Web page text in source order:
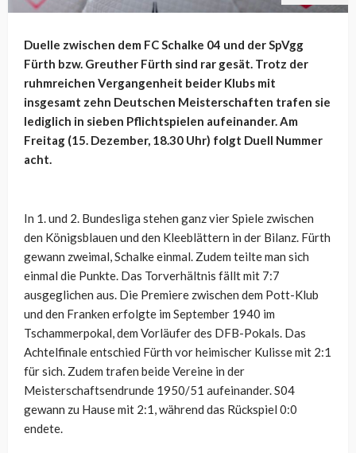
Duelle zwischen dem FC Schalke 04 und der SpVgg
Fürth bzw. Greuther Fürth sind rar gesät. Trotz der
ruhmreichen Vergangenheit beider Klubs mit
insgesamt zehn Deutschen Meisterschaften trafen sie
lediglich in sieben Pflichtspielen aufeinander. Am
Freitag (15. Dezember, 18.30 Uhr) folgt Duell Nummer
acht.
In 1. und 2. Bundesliga stehen ganz vier Spiele zwischen
den Königsblauen und den Kleeblättern in der Bilanz. Fürth
gewann zweimal, Schalke einmal. Zudem teilte man sich
einmal die Punkte. Das Torverhältnis fällt mit 7:7
ausgeglichen aus. Die Premiere zwischen dem Pott-Klub
und den Franken erfolgte im September 1940 im
Tschammerpokal, dem Vorläufer des DFB-Pokals. Das
Achtelfinale entschied Fürth vor heimischer Kulisse mit 2:1
für sich. Zudem trafen beide Vereine in der
Meisterschaftsendrunde 1950/51 aufeinander. S04
gewann zu Hause mit 2:1, während das Rückspiel 0:0
endete.